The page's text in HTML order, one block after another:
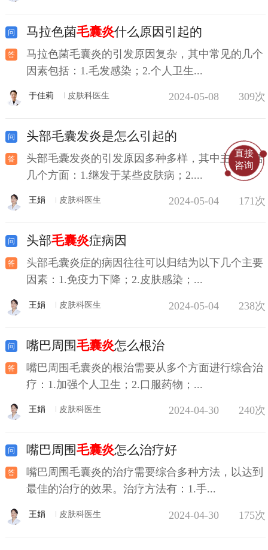
马拉色菌毛囊炎什么原因引起的
马拉色菌毛囊炎的引发原因复杂，其中常见的几个
因素包括：1.毛发感染；2.个人卫生...
于佳莉 皮肤科医生 2024-05-08 309次
头部毛囊发炎是怎么引起的
头部毛囊发炎的引发原因多种多样，其中主要包括
几个方面：1.继发于某些皮肤病；2....
王娟 皮肤科医生 2024-05-04 171次
头部毛囊炎症病因
头部毛囊炎症的病因往往可以归结为以下几个主要
因素：1.免疫力下降；2.皮肤感染；...
王娟 皮肤科医生 2024-05-04 238次
嘴巴周围毛囊炎怎么根治
嘴巴周围毛囊炎的根治需要从多个方面进行综合治
疗：1.加强个人卫生；2.口服药物；...
王娟 皮肤科医生 2024-04-30 240次
嘴巴周围毛囊炎怎么治疗好
嘴巴周围毛囊炎的治疗需要综合多种方法，以达到
最佳的治疗的效果。治疗方法有：1.手...
王娟 皮肤科医生 2024-04-30 175次
直接
咨询